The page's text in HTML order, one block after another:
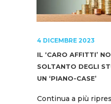
4 DICEMBRE 2023
IL ‘CARO AFFITTI’
SOLTANTO DEGLI
UN ‘PIANO-CASE’
Continua a più